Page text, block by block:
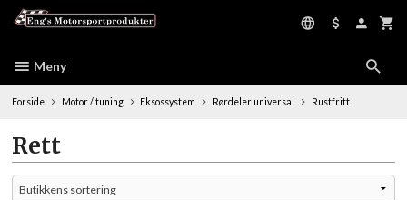
Meny
Forside Motor / tuning Eksossystem Rørdeler universal Rustfritt
Rett